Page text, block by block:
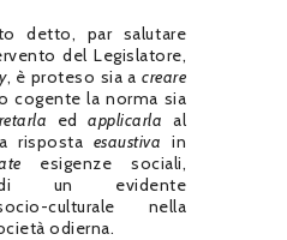
detto, par salutare
del Legislatore,
, è proteso sia a creare
cogente la norma sia
edapplicarla al
risposta esaustiva in
esigenze sociali,
di un evidente
culturale nella
odierna.